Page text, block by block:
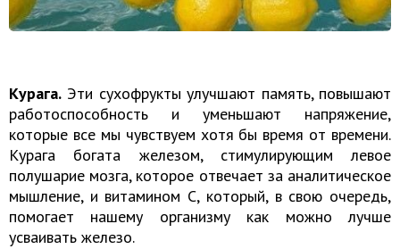
Курага. Эти сухофрукты улучшают память, повышают
работоспособность и уменьшают напряжение,
которые все мы чувствуем хотя бы время от времени.
Курага богата железом, стимулирующим левое
полушарие мозга, которое отвечает за аналитическое
мышление, и витамином С, который, в свою очередь,
помогает нашему организму как можно лучше
усваивать железо.